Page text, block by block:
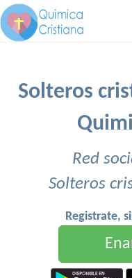
Solteros
Red
Solteros
Registrate,